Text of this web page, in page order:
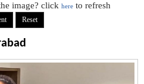
image? clickhere to refresh